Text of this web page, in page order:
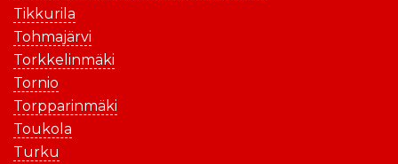
Tikkurila
Tohmajärvi
Torkkelinmäki
Tornio
Torpparinmäki
Toukola
Turku